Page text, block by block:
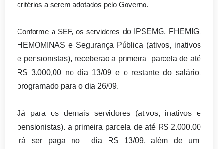
critérios a serem adotados pelo Governo.
Conforme a SEF, os servidores do IPSEMG, FHEMIG,
HEMOMINAS e Segurança Pública (ativos, inativos
e pensionistas), receberão a primeira parcela de até
R$ 3.000,00 no dia 13/09 e o restante do salário,
programado para o dia 26/09.
Já para os demais servidores (ativos, inativos e
pensionistas), a primeira parcela de até R$ 2.000,00
irá ser paga no dia R$ 13/09, além de um